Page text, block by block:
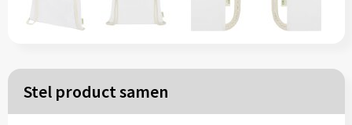
Koeltassen
Balpennen
Stel product samen